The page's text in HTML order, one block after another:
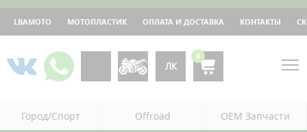
LBAMOTO МОТОПЛАСТИК ОПЛАТА И ДОСТАВКА КОНТАКТЫ
ЛК
0
Город/Спорт Offroad OEM Запчасти